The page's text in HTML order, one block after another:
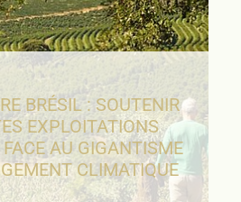
BRÉSIL : SOUTENIR
EXPLOITATIONS
AU GIGANTISME
CLIMATIQUE